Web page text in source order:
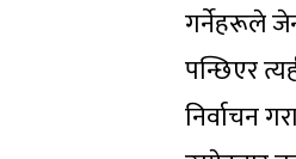
गर्नेहरूले
पन्छिएर
निर्वाचन